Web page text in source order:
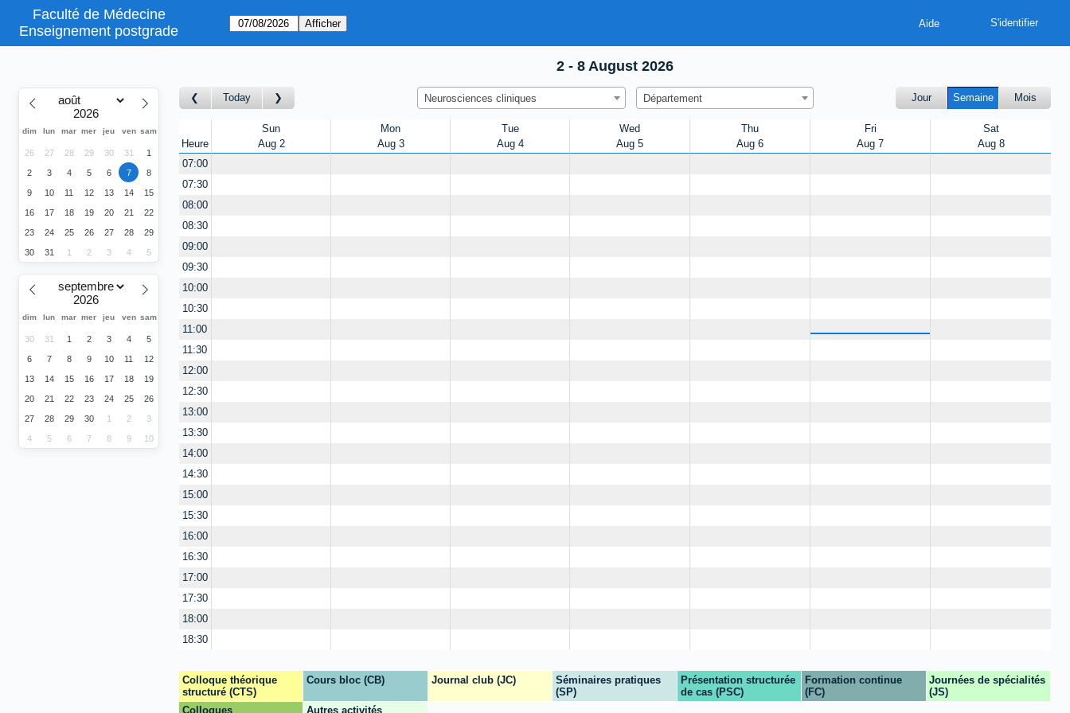
Faculté de Médecine
Enseignement postgrade
Aide
dim lun mar mer jeu ven sam
26 27 28 29 30 31 1
2 3 4 5 6 7 8
9 10 11 12 13 14 15
16 17 18 19 20 21 22
23 24 25 26 27 28 29
30 31 1 2 3 4 5
dim lun mar mer jeu ven sam
30 31 1 2 3 4 5
6 7 8 9 10 11 12
13 14 15 16 17 18 19
20 21 22 23 24 25 26
27 28 29 30 1 2 3
4 5 6 7 8 9 10
2 - 8 August 2026
Today Neurosciences cliniques Département Jour Semaine Mois
Heure
Sun
Aug 2
Mon
Aug 3
Tue
Aug 4
Wed
Aug 5
Thu
Aug 6
Fri
Aug 7
Sat
Aug 8
07:00
07:30
08:00
08:30
09:00
09:30
10:00
10:30
11:00
11:30
12:00
12:30
13:00
13:30
14:00
14:30
15:00
15:30
16:00
16:30
17:00
17:30
18:00
18:30
Colloque théorique
structuré (CTS)
Cours bloc (CB) Journal club (JC)
Séminaires pratiques
(SP)
Présentation structurée
de cas (PSC)
Formation continue
(FC)
Journées de spécialités
(JS)
Colloques
Autres activités